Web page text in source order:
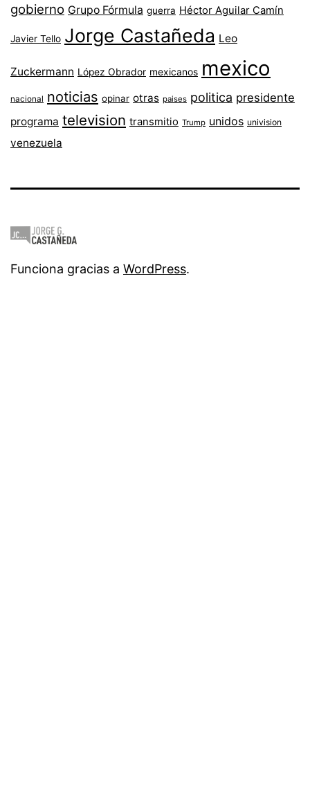
gobierno Grupo Fórmula guerra Héctor Aguilar Camín
Javier Tello Jorge Castañeda Leo
Zuckermann López Obrador mexicanos mexico
nacional noticias opinar otras paises politica presidente
programa television transmitio Trump unidos univision
venezuela
Funciona gracias a WordPress.